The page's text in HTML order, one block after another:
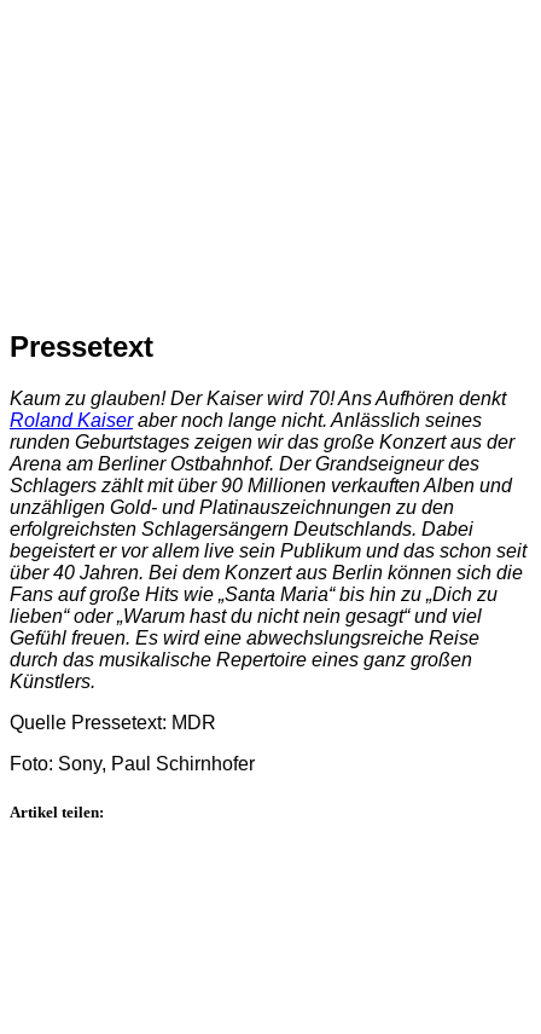
Pressetext
Kaum zu glauben! Der Kaiser wird 70! Ans Aufhören denkt
Roland Kaiseraber noch lange nicht. Anlässlich seines
runden Geburtstages zeigen wir das große Konzert aus der
Arena am Berliner Ostbahnhof. Der Grandseigneur des
Schlagers zählt mit über 90 Millionen verkauften Alben und
unzähligen Gold- und Platinauszeichnungen zu den
erfolgreichsten Schlagersängern Deutschlands. Dabei
begeistert er vor allem live sein Publikum und das schon seit
über 40 Jahren. Bei dem Konzert aus Berlin können sich die
Fans auf große Hits wie „Santa Maria“ bis hin zu „Dich zu
lieben“ oder „Warum hast du nicht nein gesagt“ und viel
Gefühl freuen. Es wird eine abwechslungsreiche Reise
durch das musikalische Repertoire eines ganz großen
Künstlers.
Quelle Pressetext: MDR
Foto: Sony, Paul Schirnhofer
Artikel teilen: